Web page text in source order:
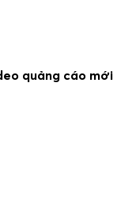
quảng cáo mới